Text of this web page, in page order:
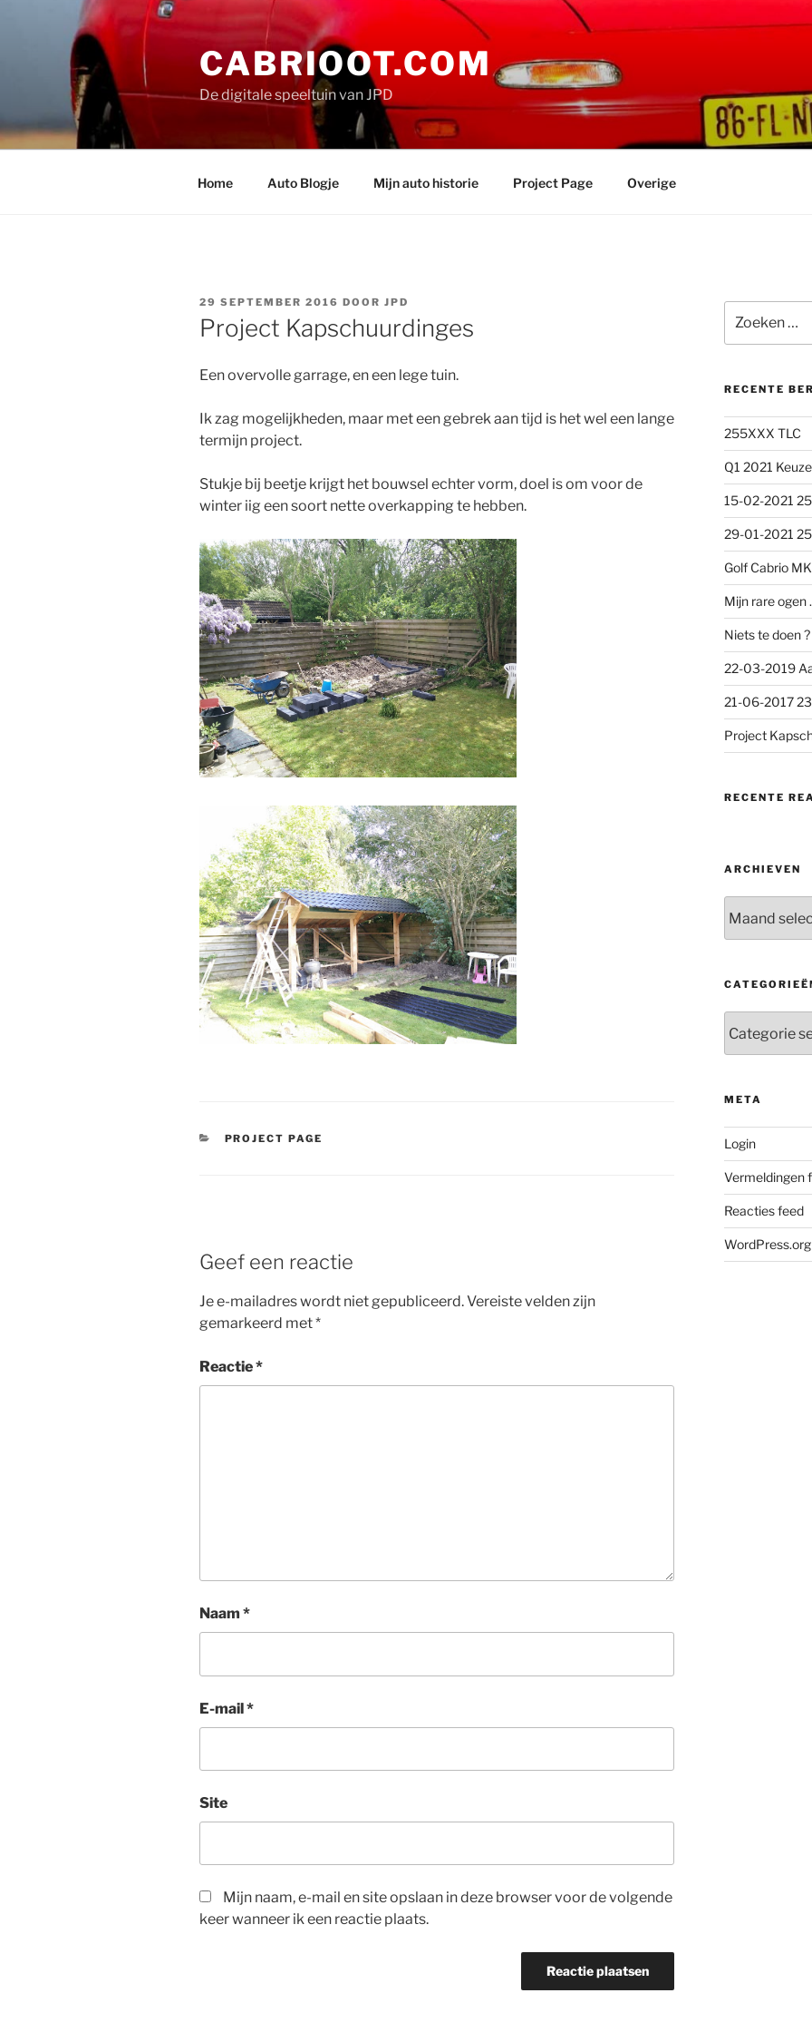
CABRIOOT.COM
De digitale speeltuin van JPD
Home Auto Blogje Mijn auto historie Project Page Overige
GEPLAATST
OP
29 SEPTEMBER 2016 DOOR JPD
Project Kapschuurdinges
Een overvolle garrage, en een lege tuin.
Ik zag mogelijkheden, maar met een gebrek aan tijd is het wel een lange
termijn project.
Stukje bij beetje krijgt het bouwsel echter vorm, doel is om voor de
winter iig een soort nette overkapping te hebben.
CATEGORIEËN
PROJECT PAGE
Geef een reactie
Je e-mailadres wordt niet gepubliceerd.Vereiste velden zijn
gemarkeerd met*
Reactie*
Naam *
E-mail*
Site
Mijn naam, e-mail en site opslaan in deze browser voor de volgende
keer wanneer ik een reactie plaats.
naar:
RECENTE
255XXX TLC
Q1 2021
15-02-2021
29-01-2021
Golf Cabrio
Mijn rare ogen
Niets te doen ?
22-03-2019
21-06-2017
Project
RECENTE
ARCHIEVEN
META
Login
Vermeldingen
Reacties feed
WordPress.org